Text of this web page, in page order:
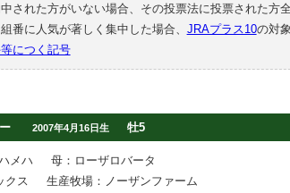
された方がいない場合、その投票法に投票された方
番に人気が著しく集中した場合、 JRAプラス10の対
につく記号
2007年4月16日生 牡5
メハ
母：ローザロバータ
クス
生産牧場：ノーザンファーム